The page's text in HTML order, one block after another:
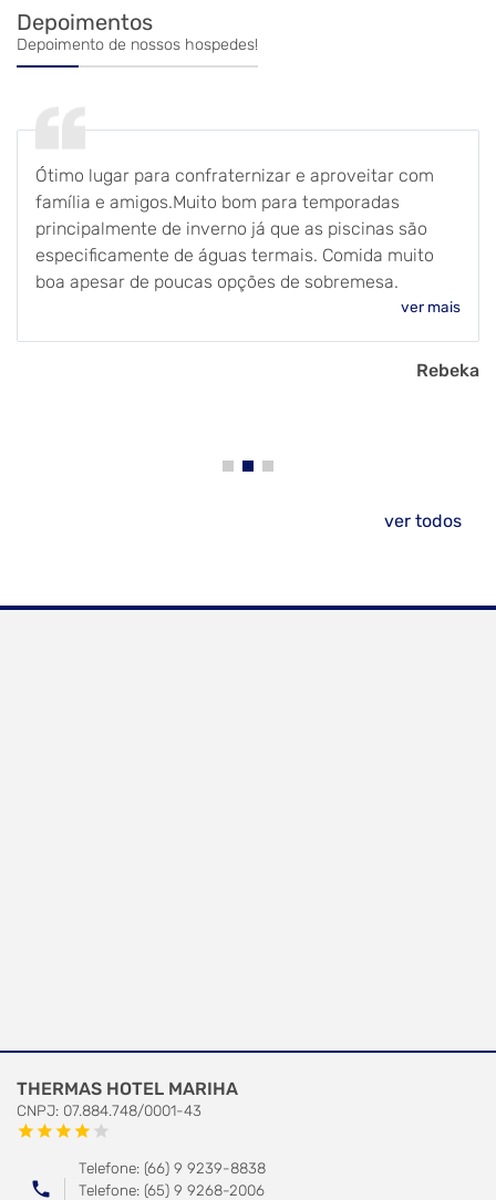
Depoimentos
Depoimento de nossos hospedes!
Ótimo lugar para confraternizar e aproveitar com
família e amigos.Muito bom para temporadas
principalmente de inverno já que as piscinas são
especificamente de águas termais. Comida muito
boa apesar de poucas opções de sobremesa.
ver mais
Rebeka
ver todos
THERMAS HOTEL MARIHA
CNPJ: 07.884.748/0001-43
starstarstarstar star
phone
Telefone: (66) 9 9239-8838
Telefone: (65) 9 9268-2006